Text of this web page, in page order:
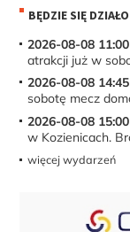
BĘDZIE SIĘ DZIAŁO
2026-08-08 11:00
atrakcji już w
2026-08-08 14:45
sobotę mecz
2026-08-08 15:00
w Kozienicach.
więcej wydarzeń